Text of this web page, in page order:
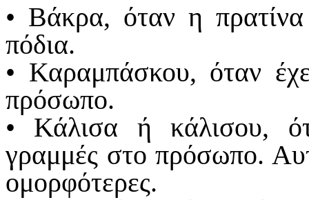
• Βάκρα, όταν η
πόδια.
• Καραμπάσκου, όταν
πρόσωπο.
• Κάλισα ή κάλισου,
γραμμές στο πρόσωπο.
ομορφότερες.